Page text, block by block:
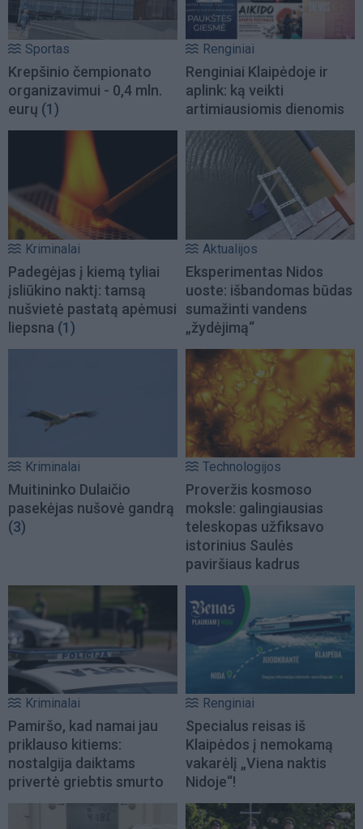
Sportas
Krepšinio čempionato
organizavimui - 0,4 mln.
eurų (1)
Renginiai
Renginiai Klaipėdoje ir
aplink: ką veikti
artimiausiomis dienomis
Kriminalai
Padegėjas į kiemą tyliai
įsliūkino naktį: tamsą
nušvietė pastatą apėmusi
liepsna (1)
Aktualijos
Eksperimentas Nidos
uoste: išbandomas būdas
sumažinti vandens
„žydėjimą“
Kriminalai
Muitininko Dulaičio
pasekėjas nušovė gandrą
(3)
Technologijos
Proveržis kosmoso
moksle: galingiausias
teleskopas užfiksavo
istorinius Saulės
paviršiaus kadrus
Kriminalai
Pamiršo, kad namai jau
priklauso kitiems:
nostalgija daiktams
privertė griebtis smurto
Renginiai
Specialus reisas iš
Klaipėdos į nemokamą
vakarėlį „Viena naktis
Nidoje“!